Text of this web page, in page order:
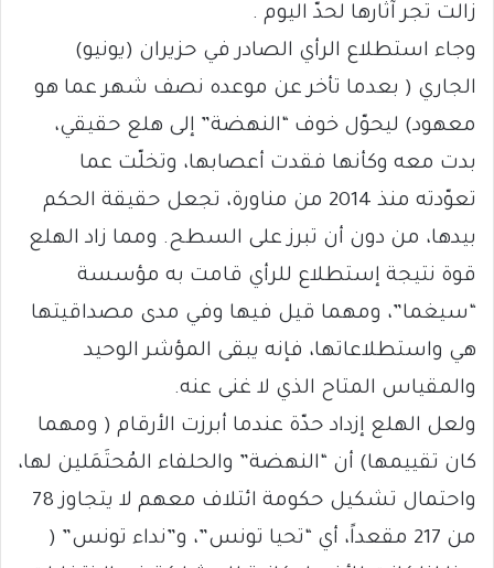
زالت تجر آثارها لحدّ اليوم .
وجاء استطلاع الرأي الصادر في حزيران (يونيو)
الجاري ( بعدما تأخر عن موعده نصف شهر عما هو
معهود) ليحوّل خوف “النهضة” إلى هلع حقيقي،
بدت معه وكأنها فقدت أعصابها، وتخلّت عما
تعوّدته منذ 2014 من مناورة، تجعل حقيقة الحكم
بيدها، من دون أن تبرز على السطح. ومما زاد الهلع
قوة نتيجة إستطلاع للرأي قامت به مؤسسة
“سيغما”، ومهما قيل فيها وفي مدى مصداقيتها
هي واستطلاعاتها، فإنه يبقى المؤشر الوحيد
والمقياس المتاح الذي لا غنى عنه.
ولعل الهلع إزداد حدّة عندما أبرزت الأرقام ( ومهما
كان تقييمها) أن “النهضة” والحلفاء المُحتَمَلين لها،
واحتمال تشكيل حكومة ائتلاف معهم لا يتجاوز 78
من 217 مقعداً، أي “تحيا تونس”، و”نداء تونس” (